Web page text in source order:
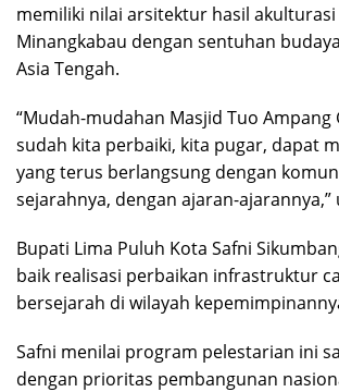
memiliki nilai arsitektur hasil akulturasi
Minangkabau dengan sentuhan
Asia Tengah.
“Mudah-mudahan Masjid Tuo Ampang
sudah kita perbaiki, kita pugar, dapat
yang terus berlangsung dengan
sejarahnya, dengan ajaran-ajarannya,”
Bupati Lima Puluh Kota Safni
baik realisasi perbaikan infrastruktur
bersejarah di wilayah
Safni menilai program pelestarian ini
dengan prioritas pembangunan